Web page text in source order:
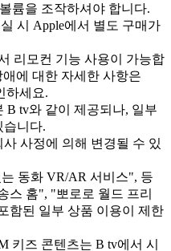
륨을 조작하셔야 합니다.
시 Apple에서 별도 구매가
리모컨 기능 사용이 가능합
애에 대한 자세한 사항은
하세요.
B tv와 같이 제공되나, 일부
습니다.
사정에 의해 변경될 수 있
동화 VR/AR 서비스", 등
스 홈", "뽀로로 월드 프리
함된 일부 상품 이용이 제한
키즈 콘텐츠는 B tv에서 시